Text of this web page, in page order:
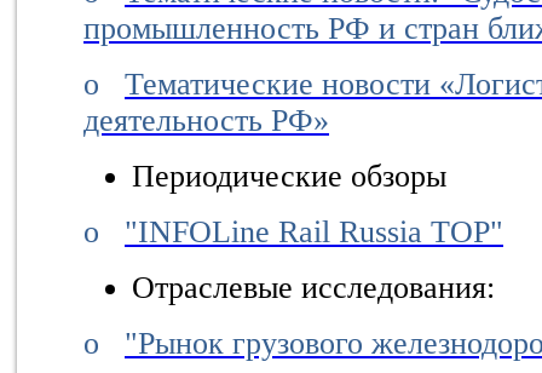
промышленность РФ и стран
o Тематические новости
деятельность РФ»
Периодические обзоры
o "INFOLine Rail Russia TOP"
Отраслевые исследования:
o "Рынок грузового